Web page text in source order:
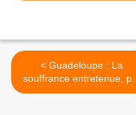
< Guadeloupe : La
souffrance entretenue, par
Philipp.